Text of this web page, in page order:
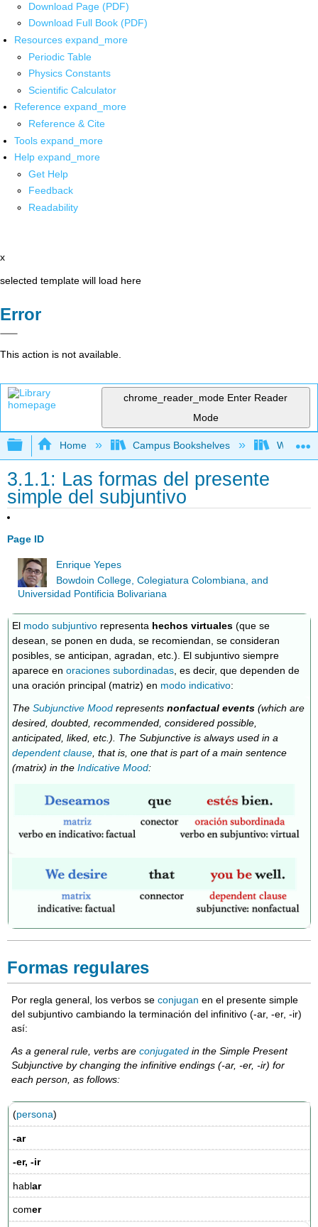
Download Page (PDF)
Download Full Book (PDF)
Resources expand_more
Periodic Table
Physics Constants
Scientific Calculator
Reference expand_more
Reference & Cite
Tools expand_more
Help expand_more
Get Help
Feedback
Readability
x
selected template will load here
Error
This action is not available.
chrome_reader_mode Enter Reader
Mode
Expand/collapse global hierarchy
Home Campus Bookshelves
3.1.1: Las formas del presente
simple del subjuntivo
Page ID
Enrique Yepes
Bowdoin College, Colegiatura Colombiana, and
Universidad Pontificia Bolivariana
El modo subjuntivo representa hechos virtuales (que se
desean, se ponen en duda, se recomiendan, se consideran
posibles, se anticipan, agradan, etc.). El subjuntivo siempre
aparece enoraciones subordinadas , es decir, que dependen de
una oración principal (matriz) en modo indicativo:
TheSubjunctive Mood representsnonfactual events (which are
desired, doubted, recommended, considered possible,
anticipated, liked, etc.). The Subjunctive is always used in a
dependent clause, that is, one that is part of a main sentence
(matrix) in theIndicative Mood:
Formas regulares
Por regla general, los verbos seconjugan en el presente simple
del subjuntivo cambiando la terminación del infinitivo (-ar, -er, -ir)
así:
As a general rule, verbs areconjugated in the Simple Present
Subjunctive by changing the infinitive endings (-ar, -er, -ir) for
each person, as follows:
(persona)
-ar
-er, -ir
hablar
comer